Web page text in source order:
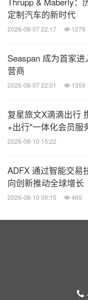
价值的跨越式提升
将重点向五大方向
一是拓展"全价值链
价值链运营者，大
量业务；
三是择机启动"欧
欧的新质半挂车生
力；
车、DTB渣土车等
翼开车等变量业务
定制汽车的新时代
2026-08-07 22:17 1279
Seaspan 成为首家
营商
2026-08-07 22:01 1359
复星旅文X滴滴出行
+出行"一体化会员服
2026-08-10 15:22
ADFX 通过智能交易
向创新推动全球增长
2026-08-10 09:15 465